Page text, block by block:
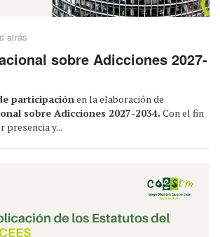
atrás
sobre Adicciones 2027-
participaciónen la elaboración de
sobre Adicciones 2027-2034. Con el fin
presencia y...